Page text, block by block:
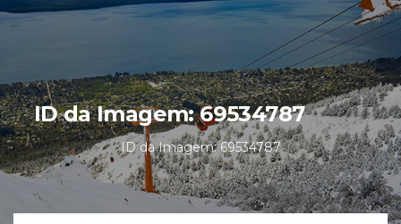
ID da Imagem: 69534787
ID da Imagem: 69534787